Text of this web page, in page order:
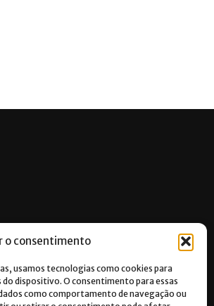
o consentimento
usamos tecnologias como cookies para
dispositivo. O consentimento para essas
como comportamento de navegação ou